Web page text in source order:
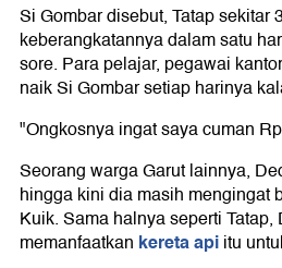
Si Gombar disebut, Tatap sekitar
keberangkatannya dalam satu
sore. Para pelajar, pegawai
naik Si Gombar setiap harinya
"Ongkosnya ingat saya cuman
Seorang warga Garut lainnya,
hingga kini dia masih mengingat
Kuik. Sama halnya seperti
memanfaatkan kereta apiitu